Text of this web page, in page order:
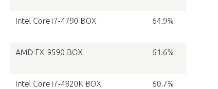
Intel Core i7-4790 BOX 64.9%
AMD FX-9590 BOX 61.6%
Intel Core i7-4820K BOX 60.7%